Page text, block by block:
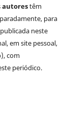
autorestêm
para
neste
em site pessoal,
com
periódico.